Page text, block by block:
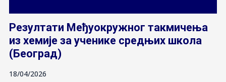
Резултати Међуокружног такмичења
из хемије за ученике средњих школа
(Београд)
18/04/2026